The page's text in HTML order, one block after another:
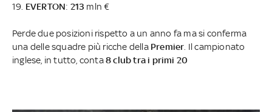
19. EVERTON: 213 mln €
Perde due posizioni rispetto a un anno fa ma si conferma
una delle squadre più ricche della Premier . Il campionato
inglese, in tutto, conta8 club tra i primi 20